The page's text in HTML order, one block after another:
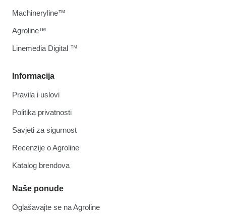
Informacija
Pravila i uslovi
Politika privatnosti
Savjeti za sigurnost
Recenzije o Agroline
Katalog brendova
Naše ponude
Oglašavajte se na Agroline
Machineryline™
Agroline™
Linemedia Digital ™